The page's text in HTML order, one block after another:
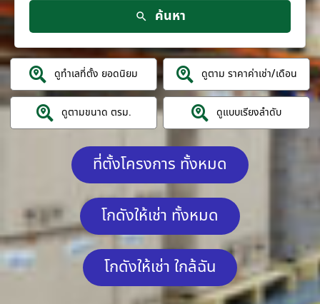
ค้นหา
ดูทำเลที่ตั้ง ยอดนิยม ดูตาม ราคาค่าเช่า/เดือน
ดูตามขนาด ตรม. ดูแบบเรียงลำดับ
ที่ตั้งโครงการ ทั้งหมด
โกดังให้เช่า ทั้งหมด
โกดังให้เช่า ใกล้ฉัน